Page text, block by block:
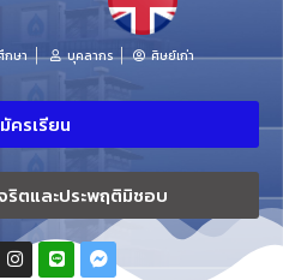
กษา บุคลากร ศิษย์เก่า
ครเรียน
ริตและประพฤติมิชอบ